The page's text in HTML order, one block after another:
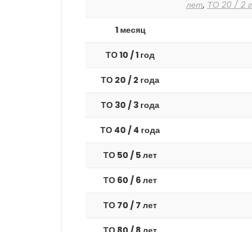
лет, ТО 20 / 2
1 месяц
ТО 10 / 1 год
ТО 20 / 2 года
ТО 30 / 3 года
ТО 40 / 4 года
ТО 50 / 5 лет
ТО 60 / 6 лет
ТО 70 / 7 лет